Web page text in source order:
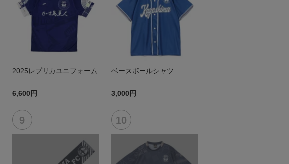
2025レプリカユニフォーム
6,600円
ベースボールシャツ
3,000円